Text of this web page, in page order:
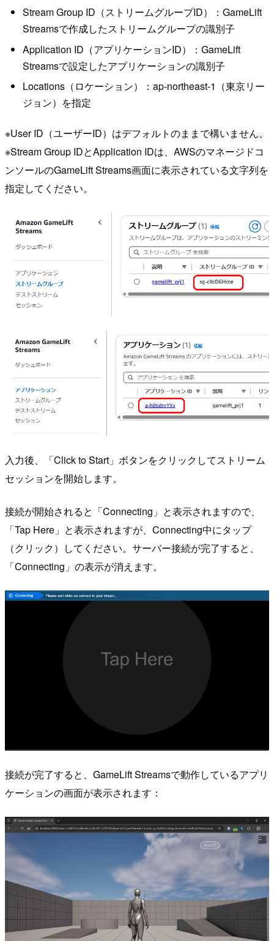
Stream Group ID（ストリームグループID）：GameLift
Streamsで作成したストリームグループの識別子
Application ID（アプリケーションID）：GameLift
Streamsで設定したアプリケーションの識別子
Locations（ロケーション）：ap-northeast-1（東京リー
ジョン）を指定
※User ID（ユーザーID）はデフォルトのままで構いません。
※Stream Group IDとApplication IDは、AWSのマネージドコ
ンソールのGameLift Streams画面に表示されている文字列を
指定してください。
入力後、「Click to Start」ボタンをクリックしてストリーム
セッションを開始します。
接続が開始されると「Connecting」と表示されますので、
「Tap Here」と表示されますが、Connecting中にタップ
（クリック）してください。サーバー接続が完了すると、
「Connecting」の表示が消えます。
接続が完了すると、GameLift Streamsで動作しているアプリ
ケーションの画面が表示されます：